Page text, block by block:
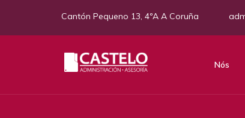
Cantón Pequeno 13, 4ºA A Coruña
Nós